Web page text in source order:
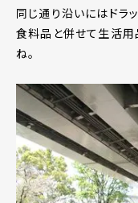
同じ通り沿いにはドラ
食料品と併せて生活用
ね。